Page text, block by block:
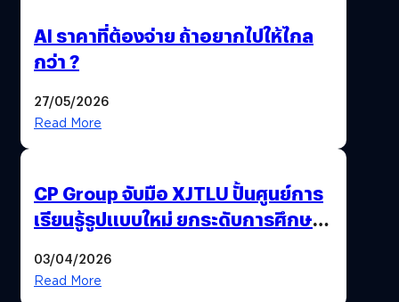
AI ราคาที่ต้องจ่าย ถ้าอยากไปให้ไกล
กว่า ?
27/05/2026
Read More
CP Group จับมือ XJTLU ปั้นศูนย์การ
เรียนรู้รูปแบบใหม่ ยกระดับการศึกษา
03/04/2026
Read More